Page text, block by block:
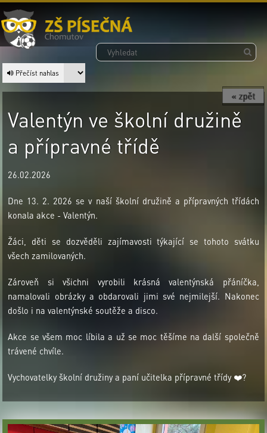
Přečíst nahlas
« zpět
Valentýn ve školní družině
a přípravné třídě
26.02.2026
Dne 13. 2. 2026 se v naší školní družině a přípravných třídách
konala akce - Valentýn.
Žáci, děti se dozvěděli zajímavosti týkající se tohoto svátku
všech zamilovaných.
Zároveň si všichni vyrobili krásná valentýnská přáníčka,
namalovali obrázky a obdarovali jimi své nejmilejší. Nakonec
došlo i na valentýnské soutěže a disco.
Akce se všem moc líbila a už se moc těšíme na další společně
trávené chvíle.
Vychovatelky školní družiny a paní učitelka přípravné třídy ❤️?